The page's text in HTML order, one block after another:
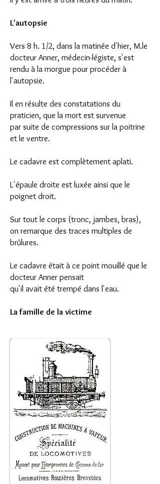
L'autopsie
Vers 8 h. 1/2, dans la matinée d'hier, M.le
docteur Anner, médecin-légiste, s'est
rendu à la morgue pour procéder à
l'autopsie.
Il en résulte des constatations du
praticien, que la mort est survenue
par suite de compressions sur la poitrine
et le ventre.
Le cadavre est complètement aplati.
L'épaule droite est luxée ainsi que le
poignet droit.
Sur tout le corps (tronc, jambes, bras),
on remarque des traces multiples de
brûlures.
Le cadavre était à ce point mouillé que le
docteur Anner pensait
qu'il avait été trempé dans l'eau.
La famille de la victime